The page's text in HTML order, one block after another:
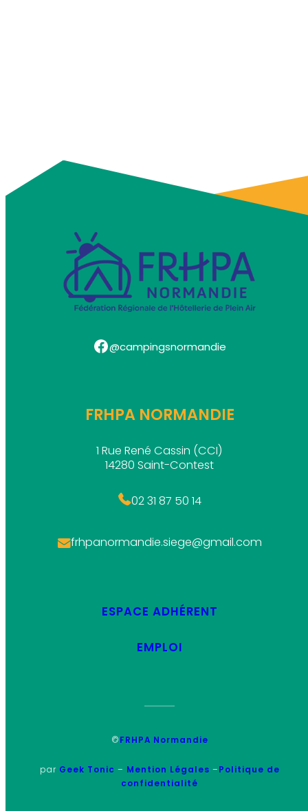
Facebook @campingsnormandie
FRHPA NORMANDIE
1 Rue René Cassin (CCI)
14280 Saint-Contest
02 31 87 50 14
frhpanormandie.siege@gmail.com
ESPACE ADHÉRENT
EMPLOI
©FRHPA Normandie
par Geek Tonic – Mention Légales –Politique de
confidentialité